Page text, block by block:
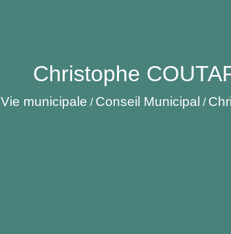
Christophe
Vie municipale / Conseil Municipal /